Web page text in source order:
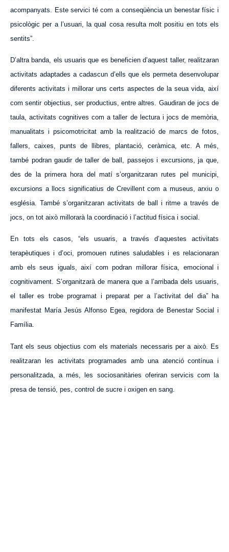
acompanyats. Este servici té com a conseqüència un benestar físic i
psicològic per a l’usuari, la qual cosa resulta molt positiu en tots els
sentits”.
D’altra banda, els usuaris que es beneficien d’aquest taller, realitzaran
activitats adaptades a cadascun d’ells que els permeta desenvolupar
diferents activitats i millorar uns certs aspectes de la seua vida, així
com sentir objectius, ser productius, entre altres. Gaudiran de jocs de
taula, activitats cognitives com a taller de lectura i jocs de memòria,
manualitats i psicomotricitat amb la realització de marcs de fotos,
fallers, caixes, punts de llibres, plantació, ceràmica, etc. A més,
també podran gaudir de taller de ball, passejos i excursions, ja que,
des de la primera hora del matí s’organitzaran rutes pel municipi,
excursions a llocs significatius de Crevillent com a museus, arxiu o
església. També s’organitzaran activitats de ball i ritme a través de
jocs, on tot això millorarà la coordinació i l’actitud física i social.
En tots els casos, “els usuaris, a través d’aquestes activitats
terapèutiques i d’oci, promouen rutines saludables i es relacionaran
amb els seus iguals, així com podran millorar física, emocional i
cognitivament. S’organitzarà de manera que a l’arribada dels usuaris,
el taller es trobe programat i preparat per a l’activitat del dia” ha
manifestat María Jesús Alfonso Egea, regidora de Benestar Social i
Família.
Tant els seus objectius com els materials necessaris per a això. Es
realitzaran les activitats programades amb una atenció contínua i
personalitzada, a més, les sociosanitàries oferiran servicis com la
presa de tensió, pes, control de sucre i oxigen en sang.